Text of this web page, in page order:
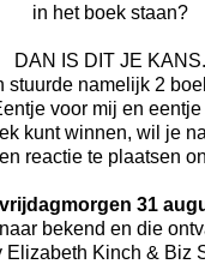
in het boek staan?
DAN IS DIT JE KANS.
stuurde namelijk 2
voor mij en
kunt winnen, wil je
reactie te plaatsen
31
bekend en die
Elizabeth Kinch & Biz